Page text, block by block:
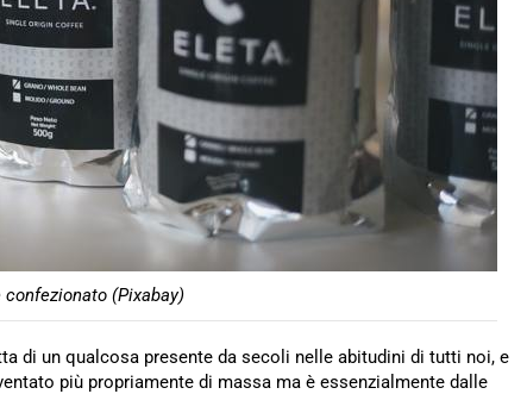
(Pixabay)
di un qualcosa presente da secoli nelle abitudini di tutti noi, e
più propriamente di massa ma è essenzialmente dalle